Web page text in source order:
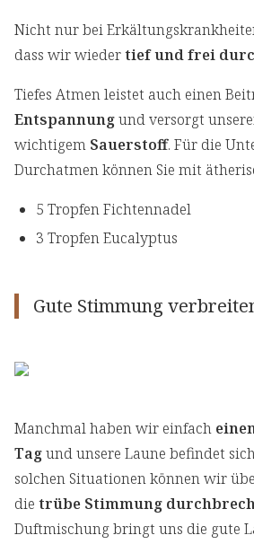
Nicht nur bei
dass wir wiedertief und frei
Tiefes Atmen leistet auch einen
Entspannungund versorgt
wichtigem Sauerstoff. Für die
Durchatmen können Sie mit
5 Tropfen Fichtennadel
3 Tropfen Eucalyptus
Gute Stimmung
Manchmal haben wir einfach
Tagund unsere Laune befindet
solchen Situationen können wir
die trübe Stimmung
Duftmischung bringt uns die gute